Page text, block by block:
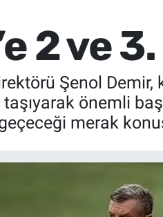
2 ve
Şenol
önemli
merak